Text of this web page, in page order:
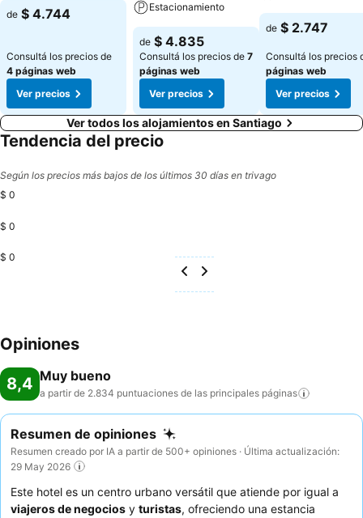
de $ 4.744
Consultá los precios de
4 páginas web
Ver precios
Estacionamiento
de $ 4.835
Consultá los precios de 7
páginas web
Ver precios
de $ 2.747
Consultá los precios
páginas web
Ver precios
Ver todos los alojamientos en Santiago
Tendencia del precio
Según los precios más bajos de los últimos 30 días en trivago
$ 0
$ 0
$ 0
Opiniones
8,4 Muy bueno
a partir de 2.834 puntuaciones de las principales páginas
Resumen de opiniones
Resumen creado por IA a partir de 500+ opiniones · Última actualización:
29 May 2026
Este hotel es un centro urbano versátil que atiende por igual a
viajeros de negocios y turistas, ofreciendo una estancia